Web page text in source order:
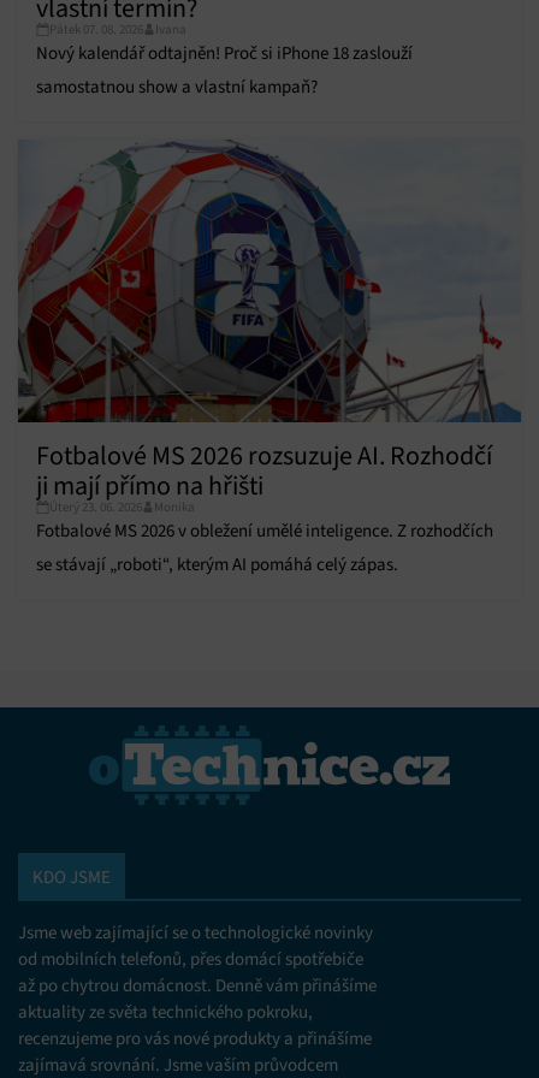
vlastní termín?
Pátek 07. 08. 2026 Ivana
Nový kalendář odtajněn! Proč si iPhone 18 zaslouží
samostatnou show a vlastní kampaň?
Fotbalové MS 2026 rozsuzuje AI. Rozhodčí
ji mají přímo na hřišti
Úterý 23. 06. 2026 Monika
Fotbalové MS 2026 v obležení umělé inteligence. Z rozhodčích
se stávají „roboti“, kterým AI pomáhá celý zápas.
KDO JSME
Jsme web zajímající se o technologické novinky
od mobilních telefonů, přes domácí spotřebiče
až po chytrou domácnost. Denně vám přinášíme
aktuality ze světa technického pokroku,
recenzujeme pro vás nové produkty a přinášíme
zajímavá srovnání. Jsme vaším průvodcem